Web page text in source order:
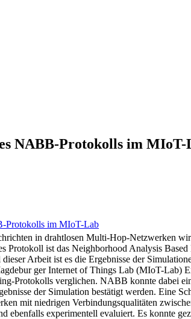
NABB-Protokolls im MIoT-
Protokolls im MIoT-Lab
in drahtlosen Multi-Hop-Netzwerken
Protokoll ist das Neighborhood Analysis
Arbeit ist es die Ergebnisse der
ger Internet of Things Lab (MIoT-Lab)
Protokolls verglichen. NABB konnte dabei
der Simulation bestätigt werden. Eine
mit niedrigen Verbindungsqualitäten
ebenfalls experimentell evaluiert. Es konnte